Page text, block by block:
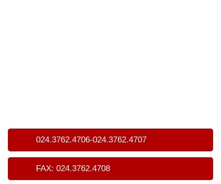
024.3762.4706-024.3762.4707
FAX: 024.3762.4708